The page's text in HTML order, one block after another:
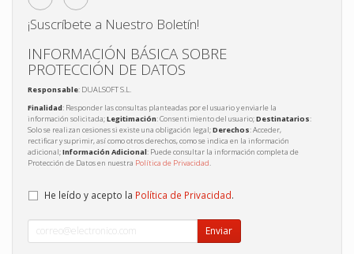
¡Suscríbete a Nuestro Boletín!
INFORMACIÓN BÁSICA SOBRE
PROTECCIÓN DE DATOS
Responsable: DUALSOFT S.L.
Finalidad: Responder las consultas planteadas por el usuario y enviarle la
información solicitada;Legitimación: Consentimiento del usuario;Destinatarios:
Solo se realizan cesiones si existe una obligación legal;Derechos: Acceder,
rectificar y suprimir, así como otros derechos, como se indica en la información
adicional;Información Adicional: Puede consultar la información completa de
Protección de Datos en nuestra Política de Privacidad.
He leído y acepto la Política de Privacidad.
Enviar